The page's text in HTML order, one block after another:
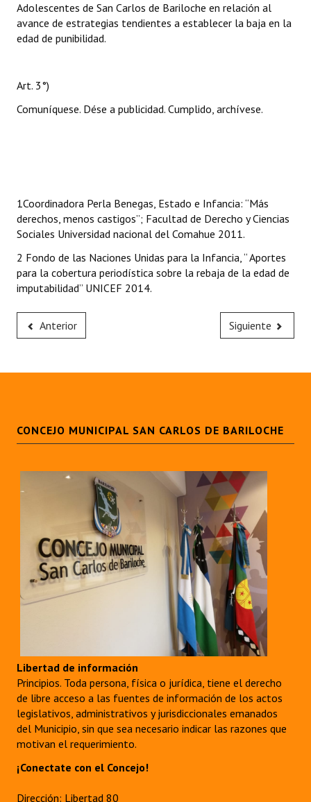
Adolescentes de San Carlos de Bariloche en relación al
avance de estrategias tendientes a establecer la baja en la
edad de punibilidad.
Art. 3°)
Comuníquese. Dése a publicidad. Cumplido, archívese.
1Coordinadora Perla Benegas, Estado e Infancia: “Más
derechos, menos castigos”; Facultad de Derecho y Ciencias
Sociales Universidad nacional del Comahue 2011.
2 Fondo de las Naciones Unidas para la Infancia, “ Aportes
para la cobertura periodística sobre la rebaja de la edad de
imputabilidad” UNICEF 2014.
Anterior Siguiente
CONCEJO MUNICIPAL SAN CARLOS DE BARILOCHE
Libertad de información
Principios. Toda persona, física o jurídica, tiene el derecho
de libre acceso a las fuentes de información de los actos
legislativos, administrativos y jurisdiccionales emanados
del Municipio, sin que sea necesario indicar las razones que
motivan el requerimiento.
¡Conectate con el Concejo!
Dirección: Libertad 80